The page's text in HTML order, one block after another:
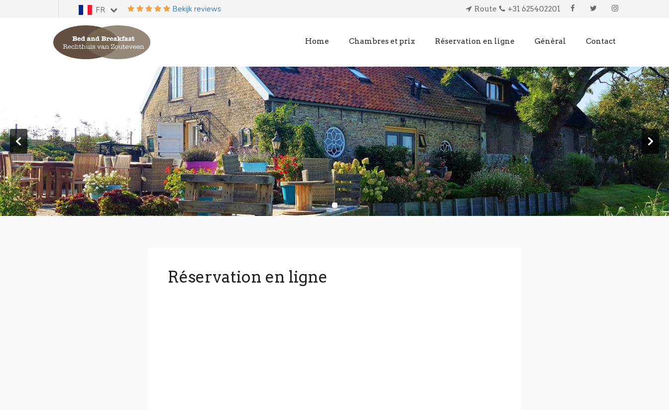
FR Bekijk reviews +31 625402201
Route
Home Chambres et prix Réservation en ligne Général Contact
Réservation en ligne